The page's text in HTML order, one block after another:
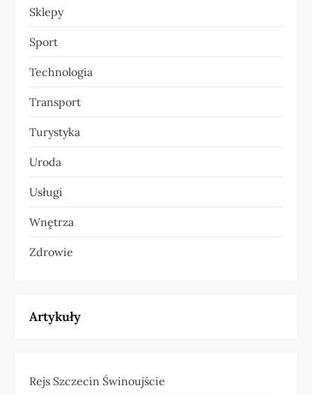
Sklepy
Sport
Technologia
Transport
Turystyka
Uroda
Usługi
Wnętrza
Zdrowie
Artykuły
Rejs Szczecin Świnoujście